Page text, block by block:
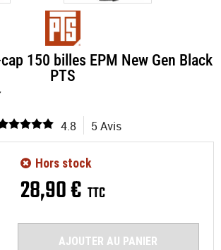
150 billes EPM New Gen Black
PTS
4.8 5 Avis
28,90€ TTC
Hors stock
AJOUTER AU PANIER